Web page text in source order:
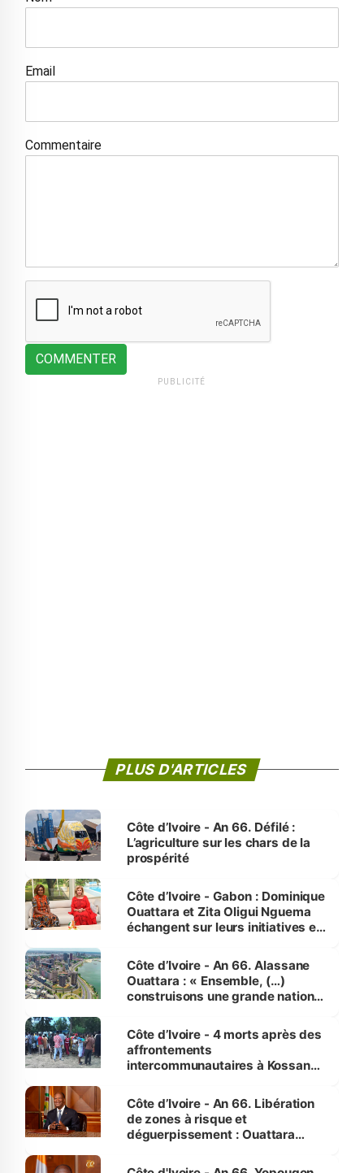
Email
Commentaire
COMMENTER
PUBLICITÉ
PLUS D'ARTICLES
Côte d’Ivoire - An 66. Défilé :
L’agriculture sur les chars de la
prospérité
Côte d’Ivoire - Gabon : Dominique
Ouattara et Zita Oligui Nguema
échangent sur leurs initiatives en
enfants
Côte d’Ivoire - An 66. Alassane
Ouattara : « Ensemble, (…)
construisons une grande nation
générations futures »
Côte d’Ivoire - 4 morts après des
affrontements
intercommunautaires à Kossandji
milieu des sinistrés
Côte d’Ivoire - An 66. Libération
de zones à risque et
déguerpissement : Ouattara
l'Etat de droit pour préserver les